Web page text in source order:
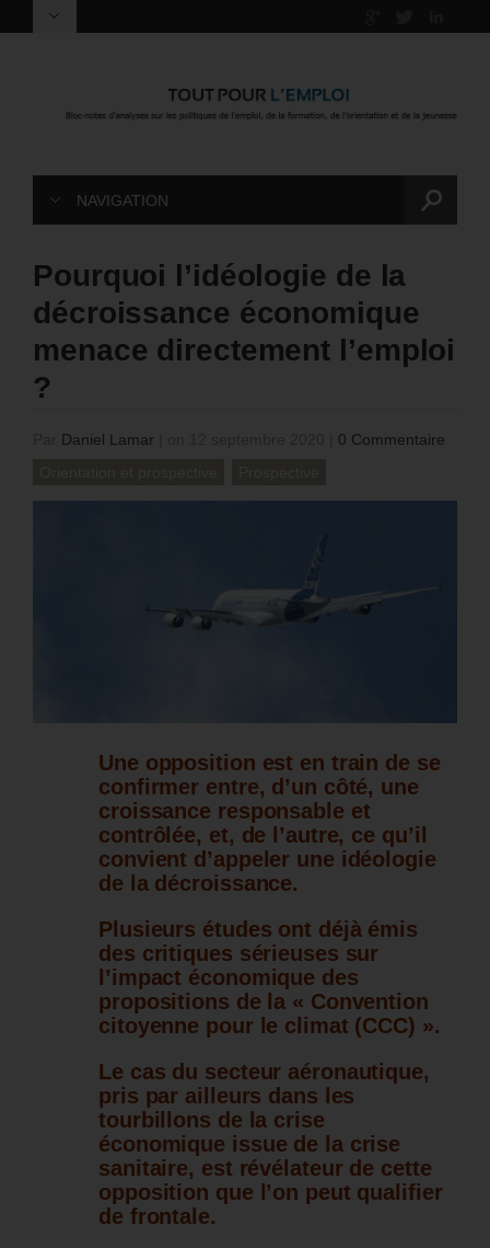
NAVIGATION
Pourquoi l’idéologie de la
décroissance économique
menace directement l’emploi
?
Daniel Lamar
0 Commentaire
Une opposition est en train de se
confirmer entre, d’un côté, une
croissance responsable et
contrôlée, et, de l’autre, ce qu’il
convient d’appeler une idéologie
de la décroissance.
Plusieurs études ont déjà émis
des critiques sérieuses sur
l’impact économique des
propositions de la « Convention
citoyenne pour le climat (CCC) ».
Le cas du secteur aéronautique,
pris par ailleurs dans les
tourbillons de la crise
économique issue de la crise
sanitaire, est révélateur de cette
opposition que l’on peut qualifier
de frontale.